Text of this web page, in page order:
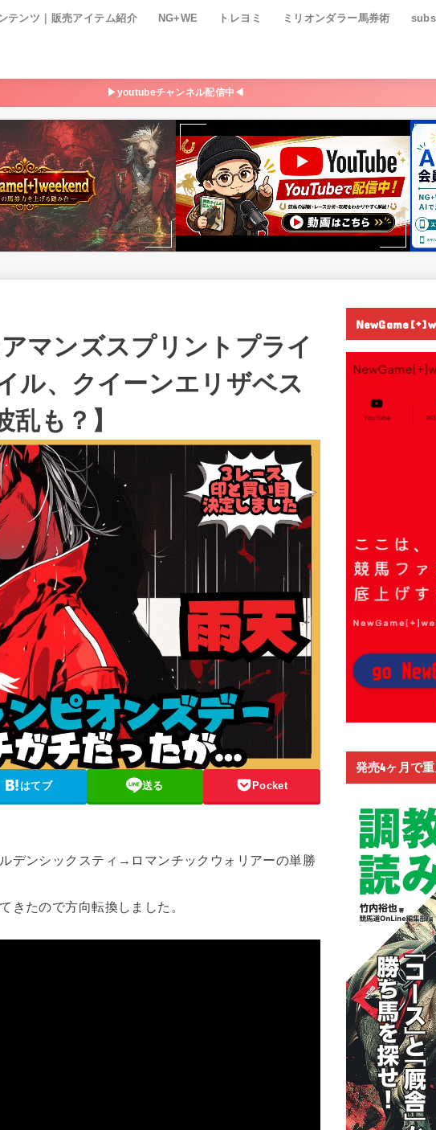
テンツ｜販売アイテム紹介 NG+WE トレヨミ ミリオンダラー馬券術
▶youtubeチャンネル配信中◀
マンズスプリントプライ
ル、クイーンエリザベス
も？】
はてブ 送る Pocket
デンシックスティ→ロマンチックウォリアーの単勝
きたので方向転換しました。
発売4ヶ月で